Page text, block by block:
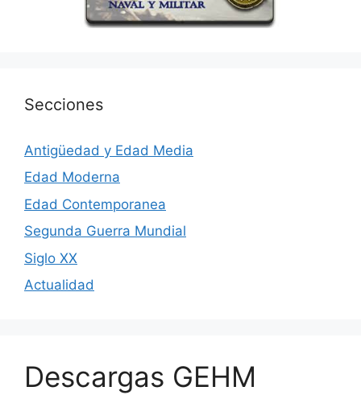
Secciones
Antigüedad y Edad Media
Edad Moderna
Edad Contemporanea
Segunda Guerra Mundial
Siglo XX
Actualidad
Descargas GEHM